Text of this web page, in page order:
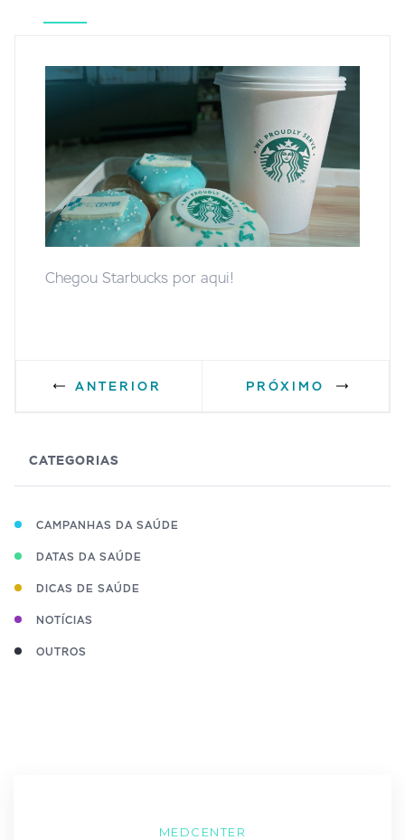
Chegou Starbucks por aqui!
ANTERIOR PRÓXIMO
CATEGORIAS
CAMPANHAS DA SAÚDE
DATAS DA SAÚDE
DICAS DE SAÚDE
NOTÍCIAS
OUTROS
MEDCENTER